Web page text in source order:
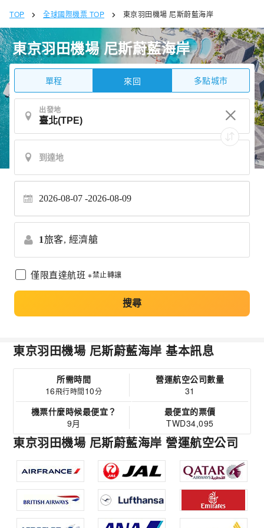
TOP 全球國際機票 TOP 東京羽田機場 尼斯蔚藍海岸
東京羽田機場 尼斯蔚藍海岸
單程 來回 多點城市
出發地
2026-08-07 2026-08-09
1旅客, 經濟艙
僅限直達航班 ※禁止轉讓
搜尋
東京羽田機場 尼斯蔚藍海岸 基本訊息
所需時間
16飛行時間10分
營運航空公司數量
31
機票什麼時候最便宜？
9月
最便宜的票價
TWD34,095
東京羽田機場 尼斯蔚藍海岸 營運航空公司